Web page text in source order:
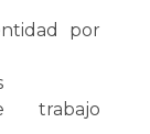
por
trabajo